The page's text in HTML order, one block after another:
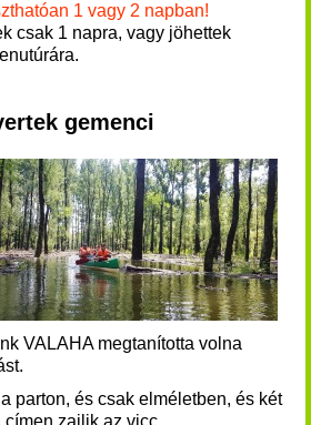
1 vagy 2 napban!
csak 1 napra, vagy jöhettek
gemenci
VALAHA megtanította volna
parton, és csak elméletben, és két
címen zajlik az vicc.